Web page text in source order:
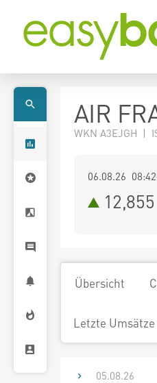
AIR
WKN A3EJGH |
06.08.26
12,855
Übersicht
Letzte Umsätze
05.08.26